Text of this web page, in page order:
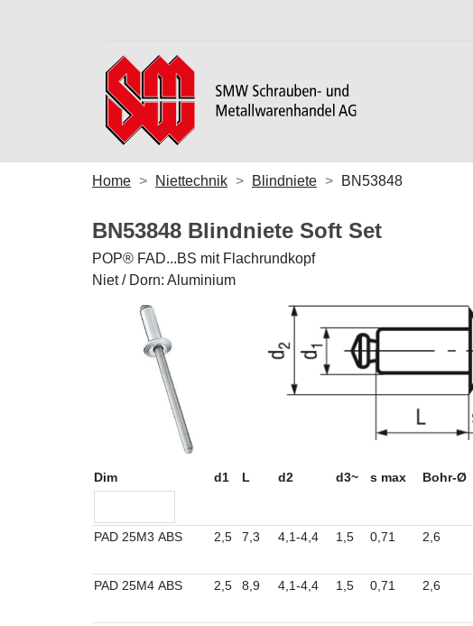
Home Niettechnik Blindniete BN53848
BN53848 Blindniete Soft Set
POP® FAD...BS mit Flachrundkopf
Niet / Dorn: Aluminium
Dim d1 L d2 d3~ s max Bohr-Ø
PAD 25M3 ABS 2,5 7,3 4,1-4,4 1,5 0,71 2,6
PAD 25M4 ABS 2,5 8,9 4,1-4,4 1,5 0,71 2,6